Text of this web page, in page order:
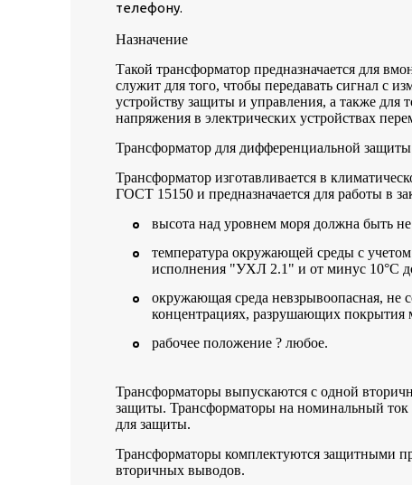
телефону.
Назначение
Такой трансформатор предназначается для
служит для того, чтобы передавать сигнал с
устройству защиты и управления, а также для
напряжения в электрических устройствах
Трансформатор для дифференциальной защиты
Трансформатор изготавливается в
ГОСТ 15150 и предназначается для работы в
высота над уровнем моря должна быть
температура окружающей среды с
исполнения "УХЛ 2.1" и от минус 10°C
окружающая среда невзрывоопасная, не
концентрациях, разрушающих покрытия
рабочее положение ? любое.
Трансформаторы выпускаются с одной
защиты. Трансформаторы на номинальный
для защиты.
Трансформаторы комплектуются защитными
вторичных выводов.